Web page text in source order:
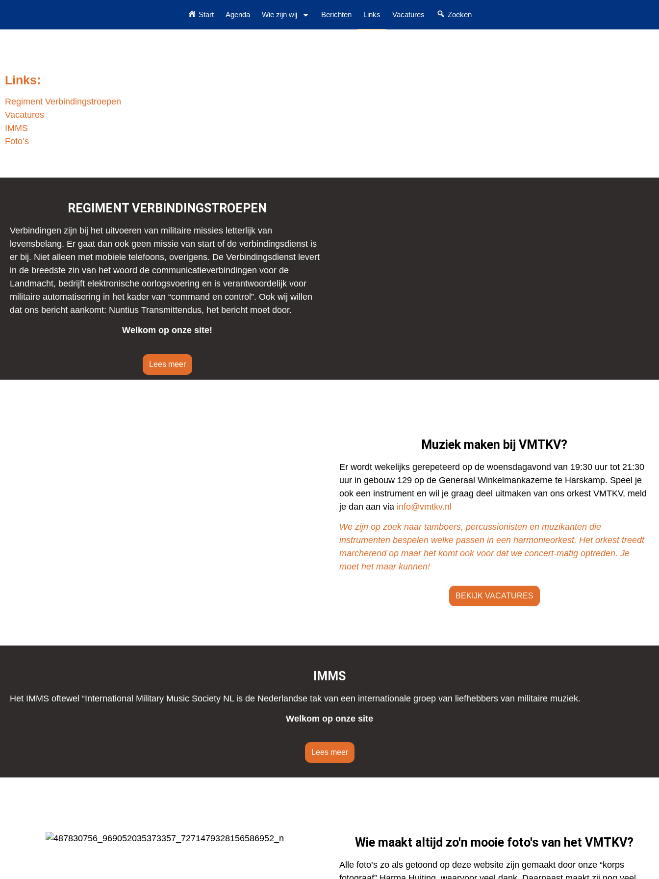
Start Agenda Wie zijn wij Berichten Links Vacatures Zoeken
Links:
Regiment Verbindingstroepen
Vacatures
IMMS
Foto’s
REGIMENT VERBINDINGS­TROEPEN
Verbindingen zijn bij het uitvoeren van militaire missies letterlijk van
levensbelang. Er gaat dan ook geen missie van start of de verbindingsdienst is
er bij. Niet alleen met mobiele telefoons, overigens. De Verbindingsdienst levert
in de breedste zin van het woord de communicatieverbindingen voor de
Landmacht, bedrijft elektronische oorlogsvoering en is verantwoordelijk voor
militaire automatisering in het kader van “command en control”. Ook wij willen
dat ons bericht aankomt: Nuntius Transmittendus, het bericht moet door.
Welkom op onze site!
Lees meer
Muziek maken bij VMTKV?
Er wordt wekelijks gerepeteerd op de woensdagavond van 19:30 uur tot 21:30
uur in gebouw 129 op de Generaal Winkelmankazerne te Harskamp. Speel je
ook een instrument en wil je graag deel uitmaken van ons orkest VMTKV, meld
je dan aan via info@vmtkv.nl
We zijn op zoek naar tamboers, percussionisten en muzikanten die
instrumenten bespelen welke passen in een harmonieorkest. Het orkest treedt
marcherend op maar het komt ook voor dat we concert-matig optreden. Je
moet het maar kunnen!
BEKIJK VACATURES
IMMS
Het IMMS oftewel “International Military Music Society NL is de Nederlandse tak van een internationale groep van liefhebbers van militaire muziek.
Welkom op onze site
Lees meer
Wie maakt altijd zo'n mooie foto's van het VMTKV?
Alle foto’s zo als getoond op deze website zijn gemaakt door onze “korps